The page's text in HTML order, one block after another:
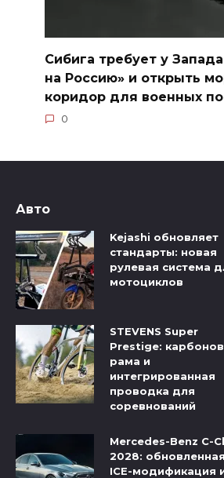
Сибига требует у
на Россию» и открыть
коридор для военных
0
Авто
Kejashi обновляет
стандарты: новая
рулевая система
мотоциклов
STEVENS Super
Prestige:
рама и
интегрированная
проводка для
соревнований
Mercedes-Benz C-
2028: обновленная
ICE-модификация